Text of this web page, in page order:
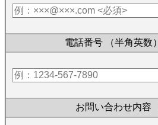
電話番号 （半角英数）
お問い合わせ内容